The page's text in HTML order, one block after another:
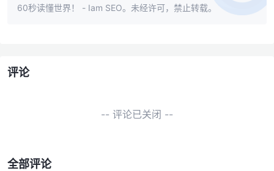
60秒读懂世界！ - Iam SEO。未经许可，禁止转载。
评论
-- 评论已关闭 --
全部评论